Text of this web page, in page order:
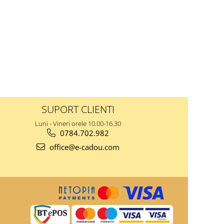
SUPORT CLIENTI
Luni - Vineri orele 10.00-16.30
0784.702.982
office@e-cadou.com